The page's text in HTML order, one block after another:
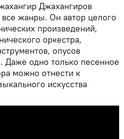
Джахангиров
все жанры. Он автор целого
произведений,
оркестра,
опусов
Даже одно только песенное
можно отнести к
искусства